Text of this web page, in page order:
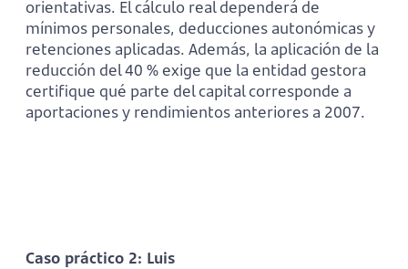
orientativas. El cálculo real dependerá de
mínimos personales, deducciones autonómicas y
retenciones aplicadas. Además, la aplicación de la
reducción del 40 % exige que la entidad gestora
certifique qué parte del capital corresponde a
aportaciones y rendimientos anteriores a 2007.
Caso práctico 2: Luis